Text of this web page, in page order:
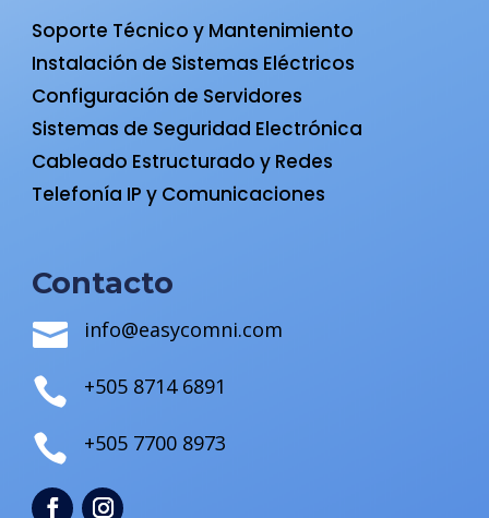
Soporte Técnico y Mantenimiento
Instalación de Sistemas Eléctricos
Configuración de Servidores
Sistemas de Seguridad Electrónica
Cableado Estructurado y Redes
Telefonía IP y Comunicaciones
Contacto
 info@easycomni.com
 +505 8714 6891
 +505 7700 8973